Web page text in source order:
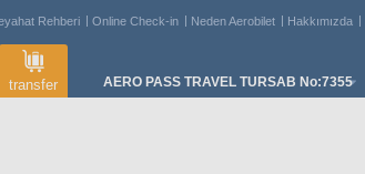
Rehberi Online Check-in Neden Aerobilet Hakkımızda
transfer AERO PASS TRAVEL TURSAB No:7355